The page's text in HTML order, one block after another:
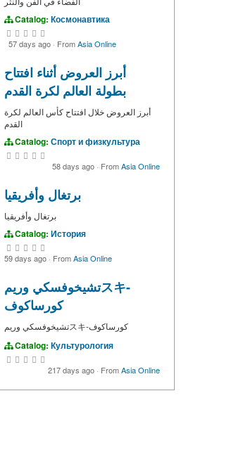
Catalog: Космонавтика
57 days ago · FromAsia Online
أبرز العروض أثناء افتتاح
بطولة العالم لكرة القدم
أبرز العروض خلال افتتاح كأس العالم لكرة
القدم
Catalog: Спорт и физкультура
58 days ago · FromAsia Online
برتغال وأفريقيا
برتغال وأفريقيا
Catalog: История
59 days ago · FromAsia Online
تشيخوفسكي وريمスキ-
كورساكوف
تشيخوفسكي وريمスキ-كورساكوف
Catalog: Культурология
217 days ago · FromAsia Online